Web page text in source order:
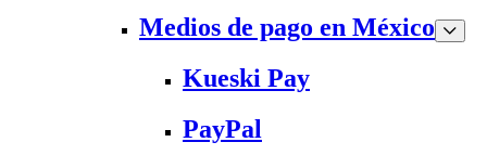
Medios de pago en México
Kueski Pay
PayPal